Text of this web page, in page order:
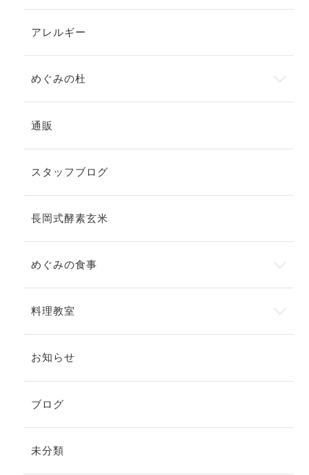
アレルギー
めぐみの杜
通販
スタッフブログ
長岡式酵素玄米
めぐみの食事
料理教室
お知らせ
ブログ
未分類